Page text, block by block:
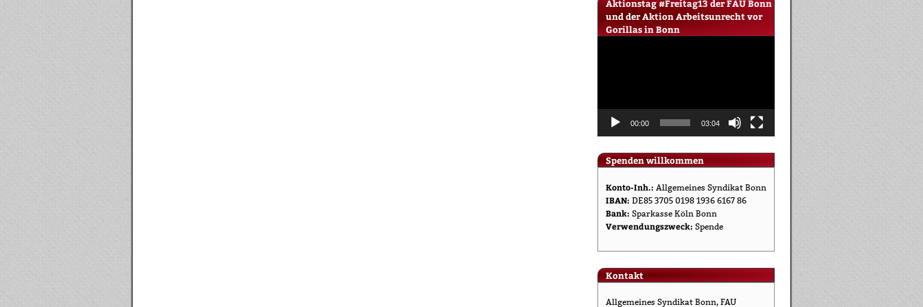
Aktionstag #Freitag13 der FAU Bonn
und der Aktion Arbeitsunrecht vor
Gorillas in Bonn
00:00 03:04
Spenden willkommen
Konto-Inh.: Allgemeines Syndikat Bonn
IBAN: DE85 3705 0198 1936 6167 86
Bank: Sparkasse Köln Bonn
Verwendungszweck: Spende
Kontakt
Allgemeines Syndikat Bonn, FAU